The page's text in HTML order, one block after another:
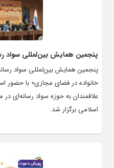
پنجمین همایش بین‌‌لمللی سواد
پنجمین همایش بین‌‌لمللی سواد
خانواده در فضای مجازی» با حضور
علاقمندان به حوزه سواد رسانه‌ای
اسلامی برگزار شد.